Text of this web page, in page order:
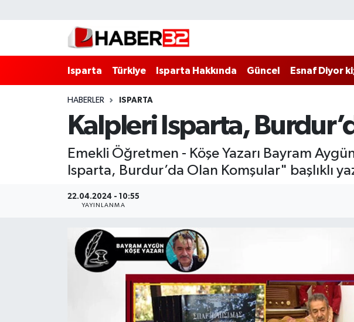
Isparta Türkiye Isparta Hakkında Güncel Esnaf Diyor
HABERLER ISPARTA
Kalpleri Isparta,
Emekli Öğretmen - Köşe Yazarı Bayram
Isparta, Burdur’da Olan Komşular" başlıklı
22.04.2024 - 10:55
YAYINLANMA
Isparta Hakkında
Esnaf Diyor ki;
BİLİM VE TEKNOLOJİ
EĞİTİM
Isparta Nöbetçi Eczaneler
Isparta Hava Durumu
Isparta Trafik Yoğunluk Haritası
Süper Lig Puan Durumu ve Fikstür
Tüm Manşetler
Son Dakika Haberleri